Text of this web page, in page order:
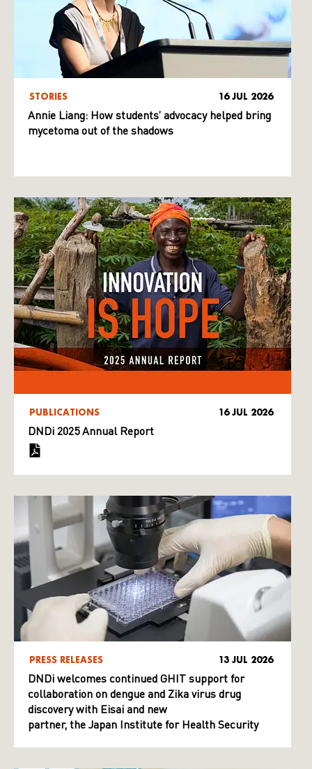
STORIES 16 JUL 2026
Annie Liang: How students’ advocacy helped bring
mycetoma out of the shadows
PUBLICATIONS 16 JUL 2026
DNDi 2025 Annual Report
PRESS RELEASES 13 JUL 2026
DNDi welcomes continued GHIT support for
collaboration on dengue and Zika virus drug
discovery with Eisai and new
partner, the Japan Institute for Health Security